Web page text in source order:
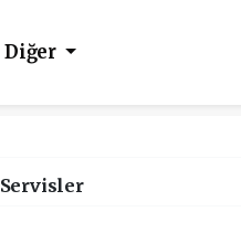
Diğer
Servisler